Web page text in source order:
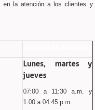
en la atención a los clientes y
Lunes, martes y
jueves
07:00 a 11:30 a.m. y
1:00 a 04:45 p.m.